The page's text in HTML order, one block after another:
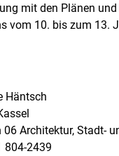
mit den Plänen
vom 10. bis zum 13.
Häntsch
06 Architektur, Stadt-
804-2439